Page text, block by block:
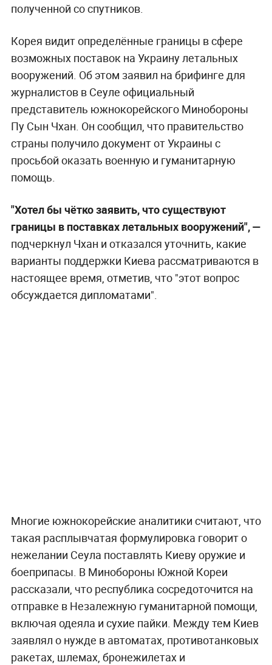
полученной со спутников.
Корея видит определённые границы в сфере
возможных поставок на Украину летальных
вооружений. Об этом заявил на брифинге для
журналистов в Сеуле официальный
представитель южнокорейского Минобороны
Пу Сын Чхан. Он сообщил, что правительство
страны получило документ от Украины с
просьбой оказать военную и гуманитарную
помощь.
"Хотел бы чётко заявить, что существуют
границы в поставках летальных вооружений", —
подчеркнул Чхан и отказался уточнить, какие
варианты поддержки Киева рассматриваются в
настоящее время, отметив, что "этот вопрос
обсуждается дипломатами".
Многие южнокорейские аналитики считают, что
такая расплывчатая формулировка говорит о
нежелании Сеула поставлять Киеву оружие и
боеприпасы. В Минобороны Южной Кореи
рассказали, что республика сосредоточится на
отправке в Незалежную гуманитарной помощи,
включая одеяла и сухие пайки. Между тем Киев
заявлял о нужде в автоматах, противотанковых
ракетах, шлемах, бронежилетах и